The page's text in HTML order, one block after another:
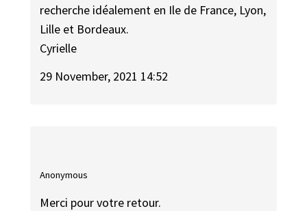
recherche idéalement en Ile de France, Lyon,
Lille et Bordeaux.
Cyrielle
29 November, 2021 14:52
Anonymous
Merci pour votre retour.